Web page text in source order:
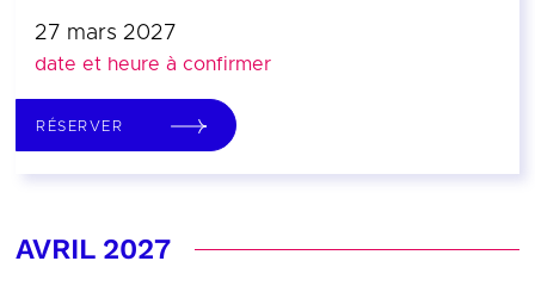
27 mars 2027
date et heure à confirmer
RÉSERVER
AVRIL 2027